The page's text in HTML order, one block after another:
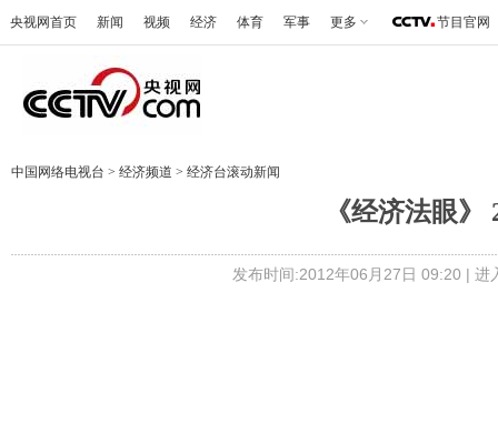
央视网首页 新闻 视频 经济 体育 军事 更多 节目官网
中国网络电视台 > 经济频道 > 经济台滚动新闻
《经济法眼》
发布时间:2012年06月27日 09:20 | 进